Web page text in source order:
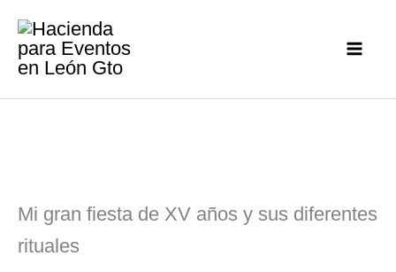
contenido
Mi gran fiesta de XV años y sus diferentes
rituales